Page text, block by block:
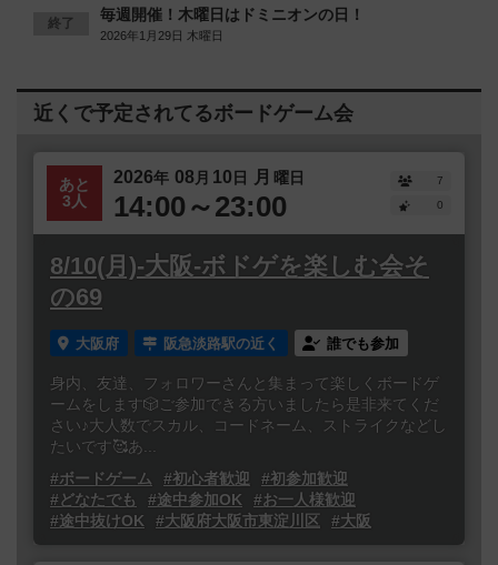
終了 毎週開催！木曜日はドミニオンの日！
2026年1月29日 木曜日
近くで予定されてるボードゲーム会
あと
3人
2026年 08 月 10日 月 曜日
14:00～23:00
7
0
8/10(月)-大阪-ボドゲを楽しむ会そ
の69
大阪府 阪急淡路駅の近く 誰でも参加
身内、友達、フォロワーさんと集まって楽しくボードゲ
ームをします🎲ご参加できる方いましたら是非来てくだ
さい♪大人数でスカル、コードネーム、ストライクなどし
たいです🥰あ...
#ボードゲーム
#初心者歓迎
#初参加歓迎
#どなたでも
#途中参加OK
#お一人様歓迎
#途中抜けOK
#大阪府大阪市東淀川区 #大阪